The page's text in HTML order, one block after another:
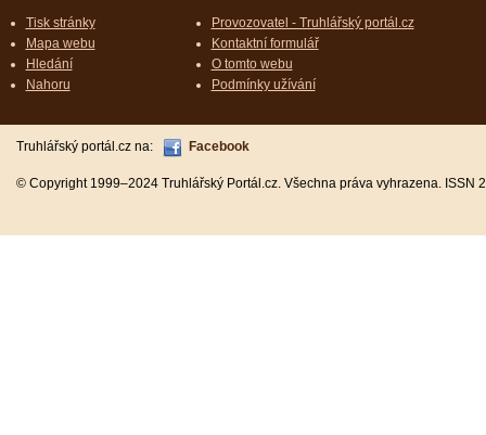
Tisk stránky
Mapa webu
Hledání
Nahoru
Provozovatel - Truhlářský portál.cz
Kontaktní formulář
O tomto webu
Podmínky užívání
Truhlářský portál.cz na: Facebook
© Copyright 1999–2024 Truhlářský Portál.cz. Všechna práva vyhrazena.